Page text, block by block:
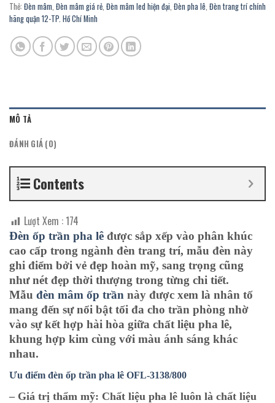
Thẻ: Đèn mâm, Đèn mâm giá rẻ, Đèn mâm led hiện đại, Đèn pha lê, Đèn trang trí chính
hãng quận 12-TP. Hồ Chí Minh
MÔ TẢ
ĐÁNH GIÁ (0)
Contents
Lượt Xem :174
Đèn ốp trần pha lê được sắp xếp vào phân khúc
cao cấp trong ngành đèn trang trí, mẫu đèn này
ghi điểm bởi vẻ đẹp hoàn mỹ, sang trọng cũng
như nét đẹp thời thượng trong từng chi tiết.
Mẫu đèn mâm ốp trần này được xem là nhân tố
mang đến sự nổi bật tối đa cho trần phòng nhờ
vào sự kết hợp hài hòa giữa chất liệu pha lê,
khung hợp kim cùng với màu ánh sáng khác
nhau.
Ưu điểm đèn ốp trần pha lê OFL-3138/800
– Giá trị thẩm mỹ: Chất liệu pha lê luôn là chất liệu